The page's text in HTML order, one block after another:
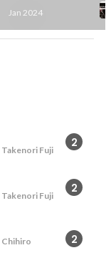
Jan 2024
2
Takenori Fuji
2
Takenori Fuji
2
Chihiro